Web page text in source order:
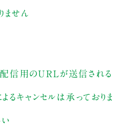
ません
配信用のURLが送信される
キャンセルは承っておりま